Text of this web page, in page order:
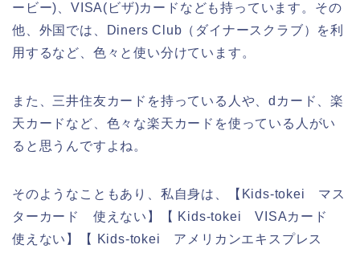
ービー)、VISA(ビザ)カードなども持っています。その
他、外国では、Diners Club（ダイナースクラブ）を利
用するなど、色々と使い分けています。
また、三井住友カードを持っている人や、dカード、楽
天カードなど、色々な楽天カードを使っている人がい
ると思うんですよね。
そのようなこともあり、私自身は、【Kids-tokei マス
ターカード 使えない】【 Kids-tokei VISAカード
使えない】【 Kids-tokei アメリカンエキスプレス